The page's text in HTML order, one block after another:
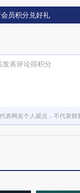
会员积分兑好礼
发表评论得积分
表网友个人观点，不代表财